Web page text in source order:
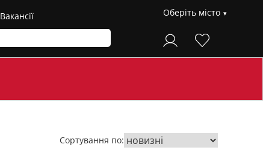
Вакансії Оберіть місто
Сортування по: